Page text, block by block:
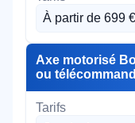
À partir de 699
Axe motorisé
ou